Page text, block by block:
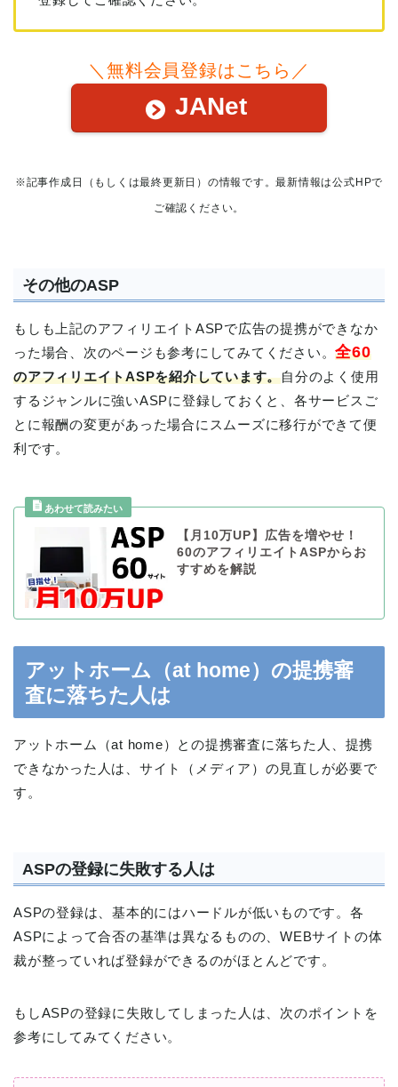
＼無料会員登録はこちら／
JANet
※記事作成日（もしくは最終更新日）の情報です。最新情報は公式HPで
ご確認ください。
その他のASP
もしも上記のアフィリエイトASPで広告の提携ができなか
った場合、次のページも参考にしてみてください。全60
のアフィリエイトASPを紹介しています。自分のよく使用
するジャンルに強いASPに登録しておくと、各サービスご
とに報酬の変更があった場合にスムーズに移行ができて便
利です。
【月10万UP】広告を増やせ！
60のアフィリエイトASPからお
すすめを解説
アットホーム（at home）の提携審
査に落ちた人は
アットホーム（at home）との提携審査に落ちた人、提携
できなかった人は、サイト（メディア）の見直しが必要で
す。
ASPの登録に失敗する人は
ASPの登録は、基本的にはハードルが低いものです。各
ASPによって合否の基準は異なるものの、WEBサイトの体
裁が整っていれば登録ができるのがほとんどです。
もしASPの登録に失敗してしまった人は、次のポイントを
参考にしてみてください。